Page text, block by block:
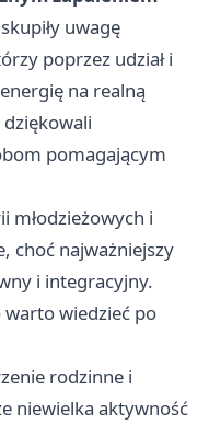
uwagę
poprzez udział i
na realną
pomagającym
młodzieżowych i
choć najważniejszy
i integracyjny.
wiedzieć po
rodzinne i
niewielka aktywność